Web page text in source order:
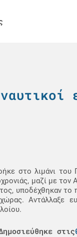
στο λιμάνι του
μαζί με
υποδέχθηκαν
στις